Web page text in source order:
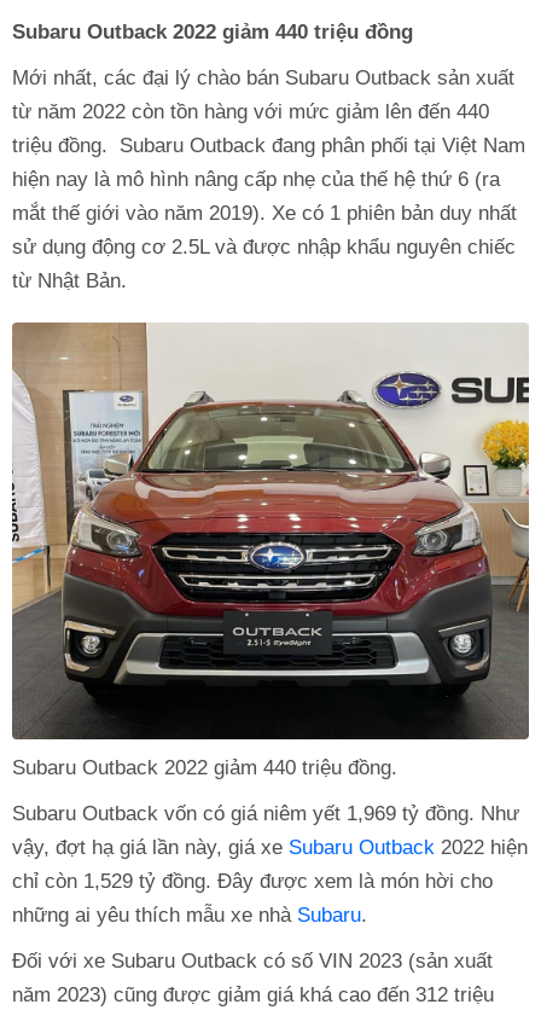
Subaru Outback 2022 giảm 440 triệu đồng
Mới nhất, các đại lý chào bán Subaru Outback sản xuất
từ năm 2022 còn tồn hàng với mức giảm lên đến 440
triệu đồng. Subaru Outback đang phân phối tại Việt Nam
hiện nay là mô hình nâng cấp nhẹ của thế hệ thứ 6 (ra
mắt thế giới vào năm 2019). Xe có 1 phiên bản duy nhất
sử dụng động cơ 2.5L và được nhập khẩu nguyên chiếc
từ Nhật Bản.
Subaru Outback 2022 giảm 440 triệu đồng.
Subaru Outback vốn có giá niêm yết 1,969 tỷ đồng. Như
vậy, đợt hạ giá lần này, giá xe Subaru Outback 2022 hiện
chỉ còn 1,529 tỷ đồng. Đây được xem là món hời cho
những ai yêu thích mẫu xe nhà Subaru.
Đối với xe Subaru Outback có số VIN 2023 (sản xuất
năm 2023) cũng được giảm giá khá cao đến 312 triệu